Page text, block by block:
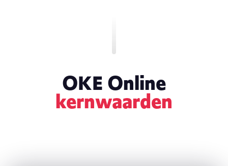
OKE Online
kernwaarden